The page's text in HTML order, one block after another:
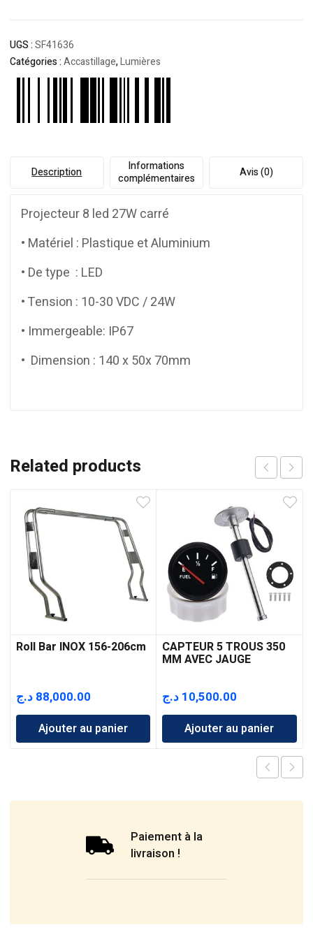
UGS :SF41636
Catégories :Accastillage,Lumières
Description
Informations
complémentaires
Avis (0)
Projecteur 8 led 27W carré
• Matériel : Plastique et Aluminium
• De type : LED
• Tension : 10-30 VDC / 24W
• Immergeable: IP67
• Dimension : 140 x 50x 70mm
Related products
Roll Bar INOX 156-206cm
88,000.00 د.ج
Ajouter au panier
CAPTEUR 5 TROUS 350
MM AVEC JAUGE
10,500.00 د.ج
Ajouter au panier
Paiement à la
livraison !